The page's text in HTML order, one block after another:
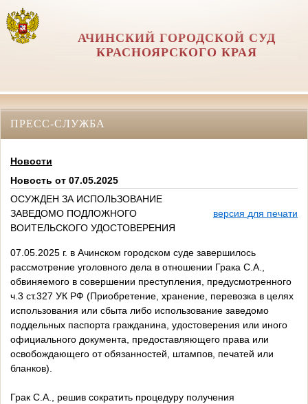
АЧИНСКИЙ ГОРОДСКОЙ СУД
КРАСНОЯРСКОГО КРАЯ
ПРЕСС-СЛУЖБА
Новости
Новость от 07.05.2025
ОСУЖДЕН ЗА ИСПОЛЬЗОВАНИЕ
ЗАВЕДОМО ПОДЛОЖНОГО
ВОИТЕЛЬСКОГО УДОСТОВЕРЕНИЯ
версия для печати
07.05.2025 г. в Ачинском городском суде завершилось
рассмотрение уголовного дела в отношении Грака С.А.,
обвиняемого в совершении преступления, предусмотренного
ч.3 ст.327 УК РФ (Приобретение, хранение, перевозка в целях
использования или сбыта либо использование заведомо
поддельных паспорта гражданина, удостоверения или иного
официального документа, предоставляющего права или
освобождающего от обязанностей, штампов, печатей или
бланков).
Грак С.А., решив сократить процедуру получения